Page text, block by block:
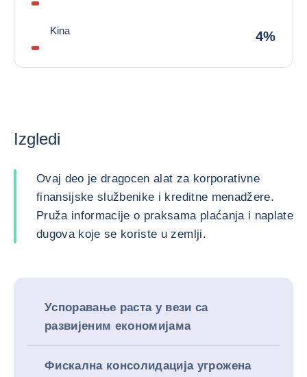
Kina 4%
Izgledi
Ovaj deo je dragocen alat za korporativne
finansijske službenike i kreditne menadžere.
Pruža informacije o praksama plaćanja i naplate
dugova koje se koriste u zemlji.
Успоравање раста у вези са
развијеним економијама
Фискална консолидација угрожена